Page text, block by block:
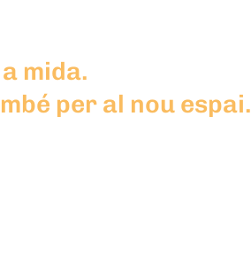
mida.
per al nou espai.